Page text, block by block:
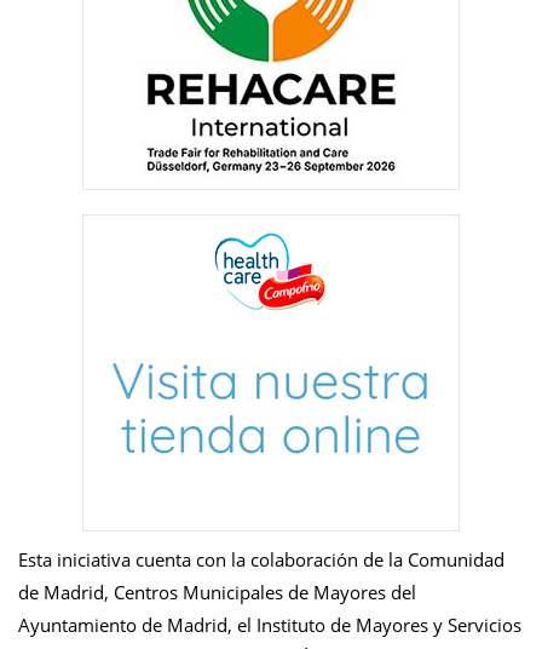
Esta iniciativa cuenta con la colaboración de la Comunidad
de Madrid, Centros Municipales de Mayores del
Ayuntamiento de Madrid, el Instituto de Mayores y Servicios